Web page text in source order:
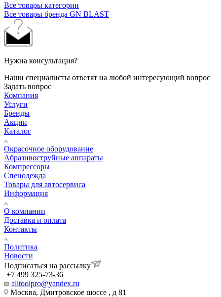
Все товары категории
Все товары бренда GN BLAST
Нужна консультация?
Наши специалисты ответят на любой интересующий вопрос
Задать вопрос
Компания
Услуги
Бренды
Акции
Каталог
Окрасочное оборудование
Aбразивоструйные аппараты
Компрессоры
Спецодежда
Товары для автосервиса
Информация
О компании
Доставка и оплата
Контакты
Политика
Новости
Подписаться на рассылку
+7 499 325-73-36
alltoolpro@yandex.ru
Москва, Дмитровское шоссе , д 81